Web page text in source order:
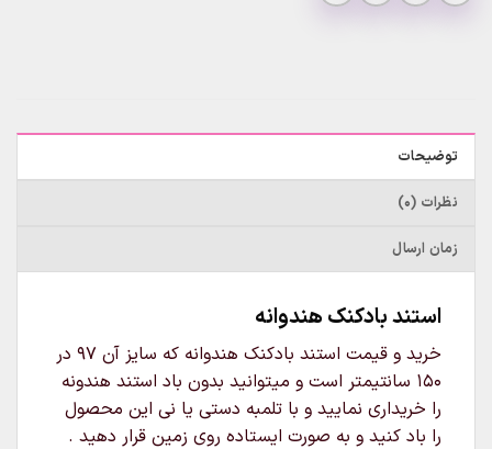
توضیحات
نظرات (0)
زمان ارسال
استند بادکنک هندوانه
خرید و قیمت استند بادکنک هندوانه که سایز آن 97 در
150 سانتیمتر است و میتوانید بدون باد استند هندونه
را خریداری نمایید و با تلمبه دستی یا نی این محصول
را باد کنید و به صورت ایستاده روی زمین قرار دهید .